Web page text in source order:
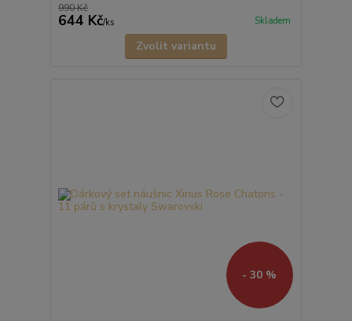
990 Kč
644 Kč/ks Skladem
Zvolit variantu
- 30 %